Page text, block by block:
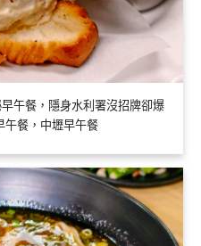
午餐，隱身水利署沒招牌卻爆
午餐，中壢早午餐